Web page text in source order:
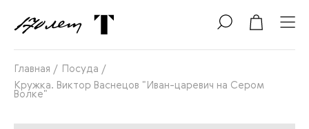
Главная / Посуда /
Кружка. Виктор Васнецов "Иван-царевич на Сером
Волке"